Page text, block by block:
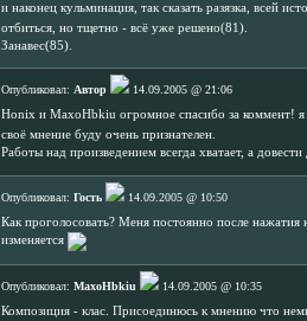
и наконец кульминация, так сказать разязка, всей
отбиться, но тщетно - всё уже решено(81).
Занавес(85).
Опубликовал: Автор
14.09.2005 @ 21:06
Honix и MaxoHbkiu огромное спасибо за коммент!
своё мнение буду очень признателен.
Работы над произведением всегда хватает, а
Опубликовал: Гость
14.09.2005 @ 10:50
Как проголосовать? Меня постоянно после
изменяется
Опубликовал: MaxoHbkiu
14.09.2005 @ 10:35
Композиция - клас. Присоединюсь к мнению что